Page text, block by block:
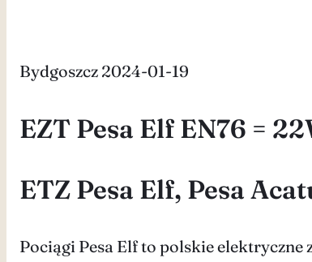
Bydgoszcz 2024-01-19
EZT Pesa Elf EN76 =
ETZ Pesa Elf, Pesa
Pociągi Pesa Elf to polskie